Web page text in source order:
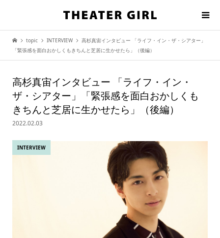
topic INTERVIEW
高杉真宙インタビュー 「ライフ・イン・ザ・シアター」
「緊張感を面白おかしくもきちんと芝居に生かせたら」（後編）
高杉真宙インタビュー 「ライフ・イン・
ザ・シアター」「緊張感を面白おかしくも
きちんと芝居に生かせたら」（後編）
2022.02.03
INTERVIEW